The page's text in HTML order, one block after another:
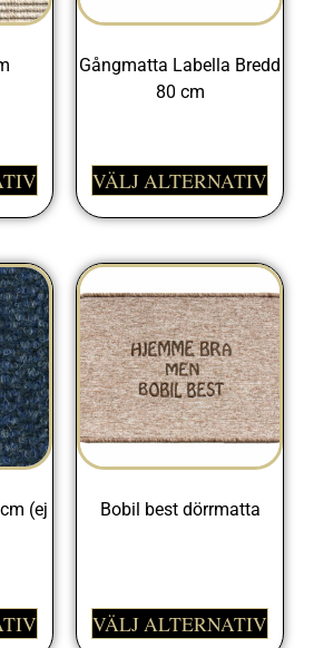
Gångmatta Labella Bredd
80 cm
VÄLJ ALTERNATIV
(ej
Bobil best dörrmatta
VÄLJ ALTERNATIV